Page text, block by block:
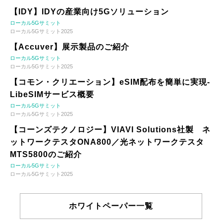
【IDY】IDYの産業向け5Gソリューション
ローカル5Gサミット
ローカル5Gサミット2025
【Accuver】展示製品のご紹介
ローカル5Gサミット
ローカル5Gサミット2025
【コモン・クリエーション】eSIM配布を簡単に実現-
LibeSIMサービス概要
ローカル5Gサミット
ローカル5Gサミット2025
【コーンズテクノロジー】VIAVI Solutions社製 ネ
ットワークテスタONA800／光ネットワークテスタ
MTS5800のご紹介
ローカル5Gサミット
ローカル5Gサミット2025
ホワイトペーパー一覧